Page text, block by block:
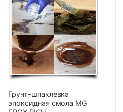
Грунт-шпаклевка
эпоксидная смола MG